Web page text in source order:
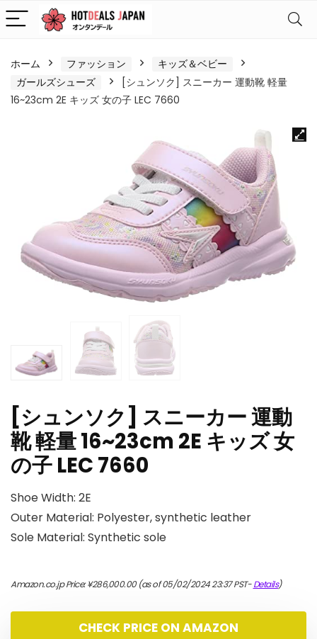
ホーム ファッション
キッズ＆ベビー
ガールズシューズ
[シュンソク] スニーカー 運動靴 軽量
16~23cm 2E キッズ 女の子 LEC 7660
[シュンソク] スニーカー 運動
靴 軽量 16~23cm 2E キッズ 女
の子 LEC 7660
Shoe Width: 2E
Outer Material: Polyester, synthetic leather
Sole Material: Synthetic sole
Amazon.co.jp Price:¥286,000.00(as of 05/02/2024 23:37 PST-Details)
CHECK PRICE ON AMAZON